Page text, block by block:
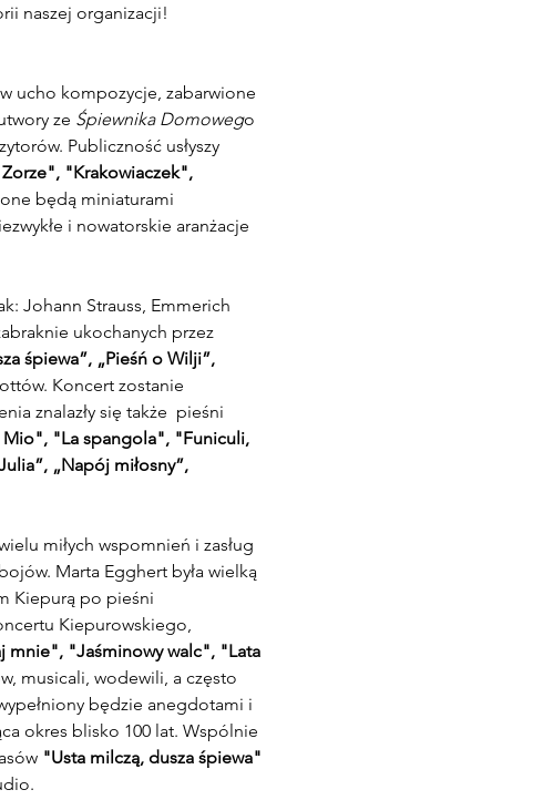
naszej organizacji!
ucho kompozycje, zabarwione
ze Śpiewnika Domowego
Publiczność usłyszy
"Krakowiaczek",
będą miniaturami
i nowatorskie aranżacje
Johann Strauss, Emmerich
ukochanych przez
śpiewa”, „Pieśń o Wilji”,
Koncert zostanie
znalazły się także  pieśni
"La spangola", "Funiculi,
„Napój miłosny”,
miłych wspomnień i zasług
Marta Egghert była wielką
Kiepurą po pieśni
Kiepurowskiego,
"Jaśminowy walc", "Lata
musicali, wodewili, a często
będzie anegdotami i
okres blisko 100 lat. Wspólnie
"Usta milczą, dusza śpiewa"